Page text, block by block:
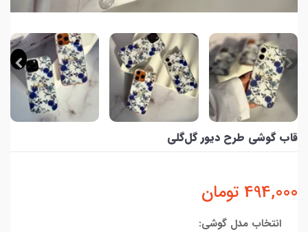
قاب گوشی طرح دیور گل‌گلی
494,000 تومان
انتخاب مدل گوشی: